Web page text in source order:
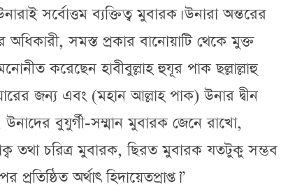
সর্বোত্তম ব্যক্তিত্ব মুবারক। উনারা অন্তরের
সমস্ত প্রকার বানোয়াটি থেকে মুক্ত
করেছেন হাবীবুল্লাহ হুযূর পাক ছল্লাল্লাহু
জন্য এবং (মহান আল্লাহ পাক) উনার দ্বীন
বুযুর্গী-সম্মান মুবারক জেনে রাখো,
তথা চরিত্র মুবারক, ছিরত মুবারক যতটুকু সম্ভব
অর্থাৎ হিদায়েতপ্রাপ্ত।”